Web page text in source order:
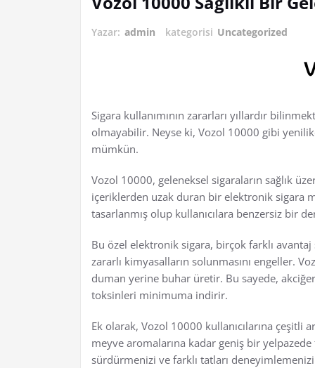
Yazar: admin kategorisi Uncategorized
Sigara kullanımının zararları yıllardır
olmayabilir. Neyse ki, Vozol 10000 gibi
mümkün.
Vozol 10000, geleneksel sigaraların sağlık
içeriklerden uzak duran bir elektronik sigara
tasarlanmış olup kullanıcılara benzersiz bir
Bu özel elektronik sigara, birçok farklı
zararlı kimyasalların solunmasını engeller.
duman yerine buhar üretir. Bu sayede,
toksinleri minimuma indirir.
Ek olarak, Vozol 10000 kullanıcılarına çeşitli
meyve aromalarına kadar geniş bir
sürdürmenizi ve farklı tatları